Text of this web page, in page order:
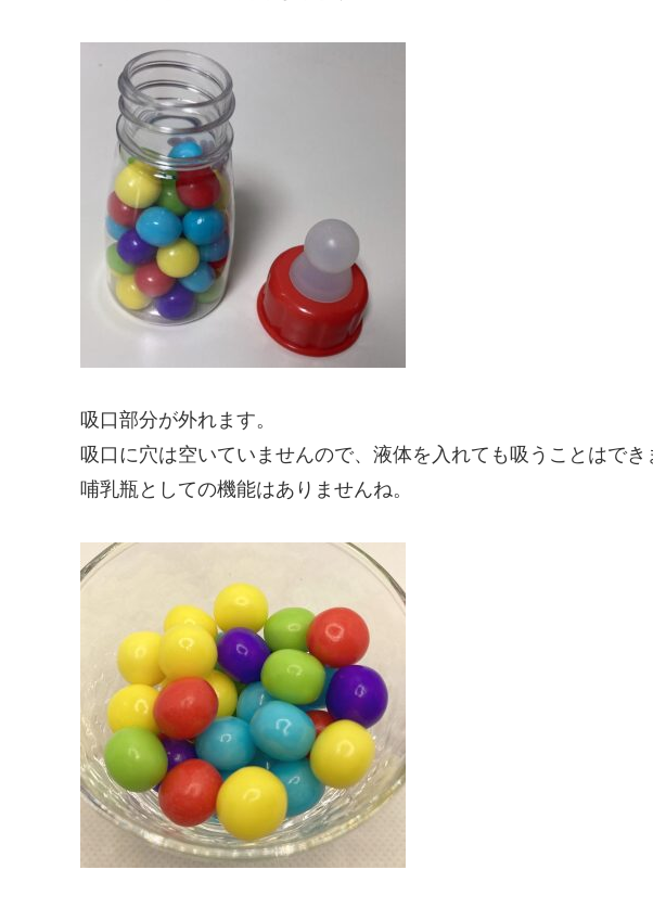
吸口部分が外れます。
吸口に穴は空いていませんので、液体を入れても吸うことはでき
哺乳瓶としての機能はありませんね。